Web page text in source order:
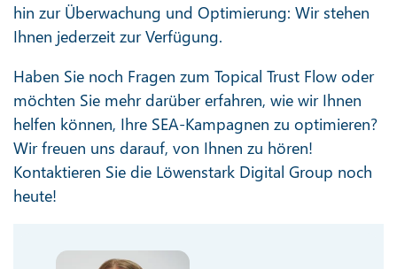
hin zur Überwachung und Optimierung: Wir stehen
Ihnen jederzeit zur Verfügung.
Haben Sie noch Fragen zum Topical Trust Flow oder
möchten Sie mehr darüber erfahren, wie wir Ihnen
helfen können, Ihre SEA-Kampagnen zu optimieren?
Wir freuen uns darauf, von Ihnen zu hören!
Kontaktieren Sie die Löwenstark Digital Group noch
heute!